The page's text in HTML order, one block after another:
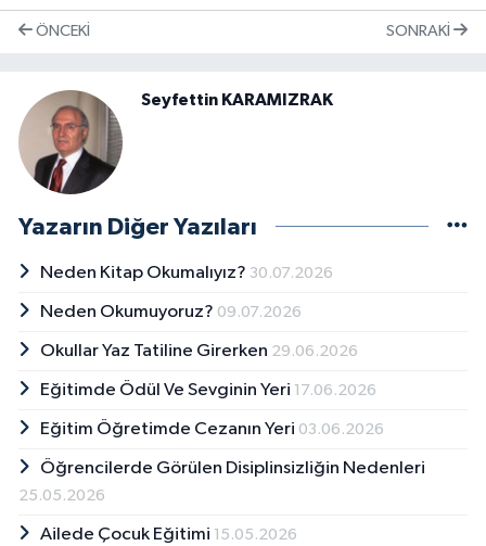
ÖNCEKI SONRAKI
Seyfettin KARAMIZRAK
Yazarın Diğer Yazıları
Neden Kitap Okumalıyız? 30.07.2026
Neden Okumuyoruz? 09.07.2026
Okullar Yaz Tatiline Girerken 29.06.2026
Eğitimde Ödül Ve Sevginin Yeri 17.06.2026
Eğitim Öğretimde Cezanın Yeri 03.06.2026
Öğrencilerde Görülen Disiplinsizliğin Nedenleri
25.05.2026
Ailede Çocuk Eğitimi 15.05.2026